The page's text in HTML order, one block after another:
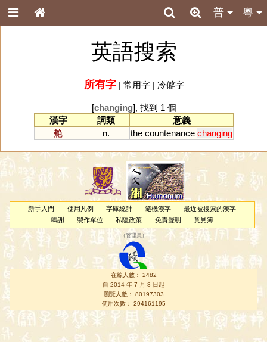
粵
普
英語搜索
所有字| 常用字| 冷僻字
[changing], 找到 1 個
漢字
詞類
意義
艴
n. the countenance changing
新手入門 使用凡例 字庫統計 隨機漢字
最近被搜索的漢字
鳴謝
製作單位 私隱政策 免責聲明 意見簿
（管理員 ）
在線人數： 2482
自 2014 年 7 月 8 日起
瀏覽人數： 80197303
使用次數： 294161195